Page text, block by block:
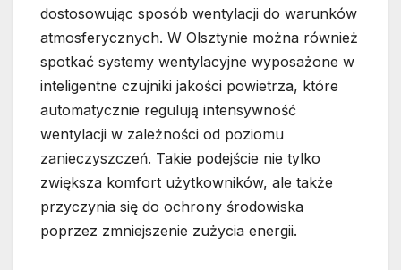
dostosowując sposób wentylacji do warunków
atmosferycznych. W Olsztynie można również
spotkać systemy wentylacyjne wyposażone w
inteligentne czujniki jakości powietrza, które
automatycznie regulują intensywność
wentylacji w zależności od poziomu
zanieczyszczeń. Takie podejście nie tylko
zwiększa komfort użytkowników, ale także
przyczynia się do ochrony środowiska
poprzez zmniejszenie zużycia energii.